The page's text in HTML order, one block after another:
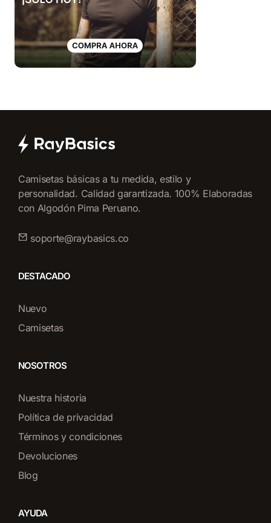
Camisetas básicas a tu medida, estilo y
personalidad. Calidad garantizada. 100% Elaboradas
con Algodón Pima Peruano.
soporte@raybasics.co
DESTACADO
Nuevo
Camisetas
NOSOTROS
Nuestra historia
Política de privacidad
Términos y condiciones
Devoluciones
Blog
AYUDA